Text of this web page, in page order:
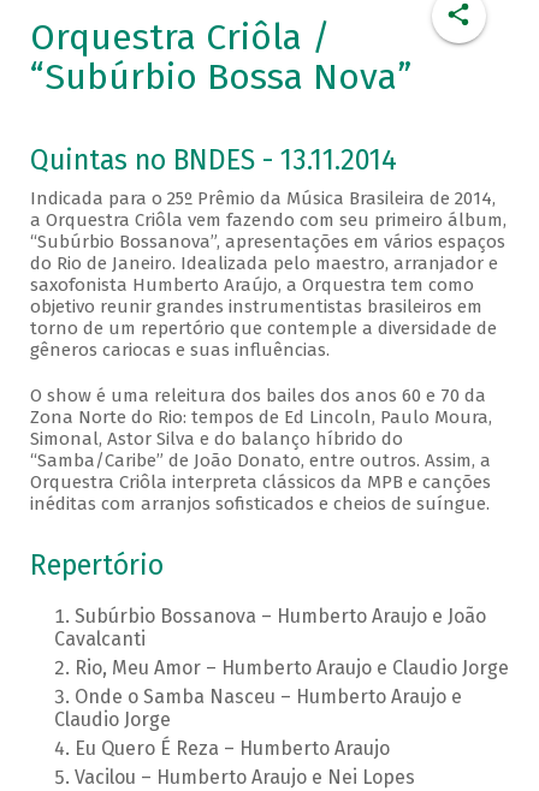
Orquestra Criôla /
“Subúrbio Bossa Nova”
Quintas no BNDES - 13.11.2014
Indicada para o 25º Prêmio da Música Brasileira de 2014,
a Orquestra Criôla vem fazendo com seu primeiro álbum,
“Subúrbio Bossanova”, apresentações em vários espaços
do Rio de Janeiro. Idealizada pelo maestro, arranjador e
saxofonista Humberto Araújo, a Orquestra tem como
objetivo reunir grandes instrumentistas brasileiros em
torno de um repertório que contemple a diversidade de
gêneros cariocas e suas influências.
O show é uma releitura dos bailes dos anos 60 e 70 da
Zona Norte do Rio: tempos de Ed Lincoln, Paulo Moura,
Simonal, Astor Silva e do balanço híbrido do
“Samba/Caribe” de João Donato, entre outros. Assim, a
Orquestra Criôla interpreta clássicos da MPB e canções
inéditas com arranjos sofisticados e cheios de suíngue.
Repertório
Subúrbio Bossanova – Humberto Araujo e João
Cavalcanti
Rio, Meu Amor – Humberto Araujo e Claudio Jorge
Onde o Samba Nasceu – Humberto Araujo e
Claudio Jorge
Eu Quero É Reza – Humberto Araujo
Vacilou – Humberto Araujo e Nei Lopes